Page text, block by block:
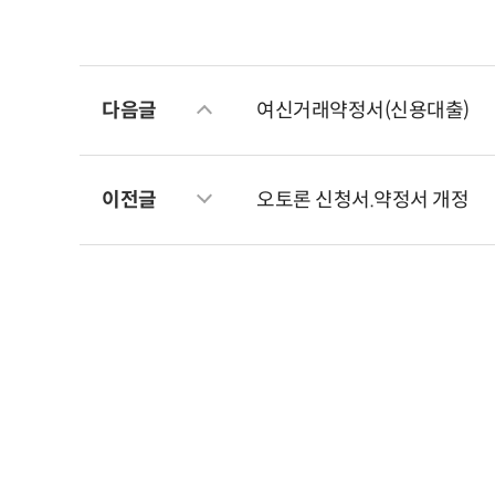
다음글 여신거래약정서(신용대출)
이전글 오토론 신청서.약정서 개정